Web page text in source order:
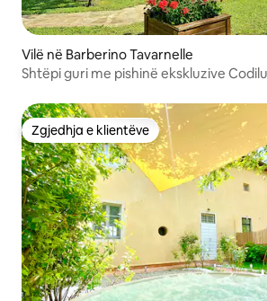
Vilë në Barberino Tavarnelle
Shtëpi guri me pishinë ekskluzive
Zgjedhja e klientëve
Zgjedhja e klientëve